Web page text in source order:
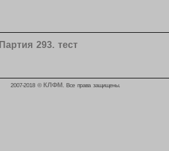
Партия 293. тест
2007-2018 © КЛФМ . Все права защищены.